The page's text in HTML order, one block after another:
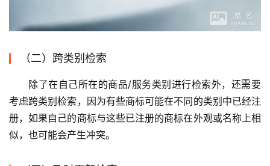
（二）跨类别检索
除了在自己所在的商品/服务类别进行检索外，还需要
考虑跨类别检索，因为有些商标可能在不同的类别中已经注
册，如果自己的商标与这些已注册的商标在外观或名称上相
似，也可能会产生冲突。